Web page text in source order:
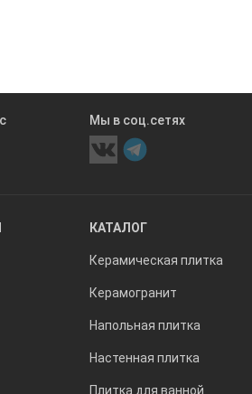
Мы в соц.сетях
КАТАЛОГ
Керамическая плитка
Керамогранит
Напольная плитка
Настенная плитка
Плитка для ванной